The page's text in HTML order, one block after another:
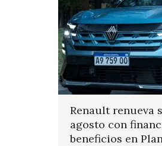
Renault renueva
agosto con
beneficios en